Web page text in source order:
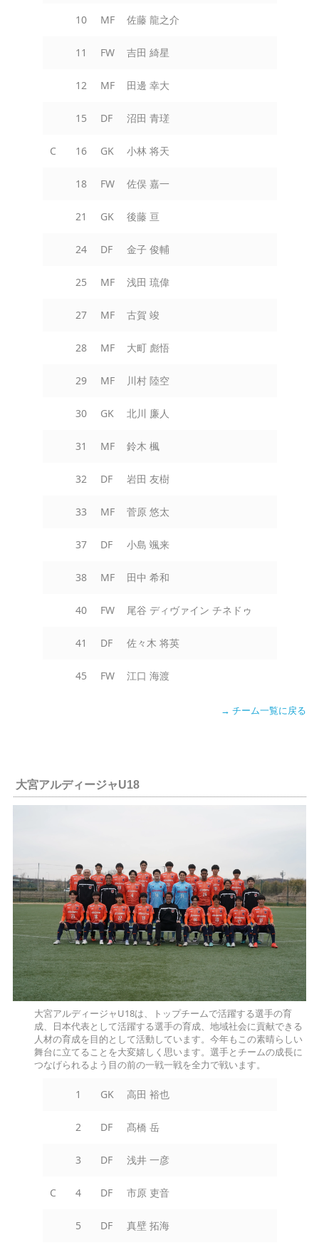
10 MF 佐藤 龍之介
11 FW 吉田 綺星
12 MF 田邊 幸大
15 DF 沼田 青瑳
C 16 GK 小林 将天
18 FW 佐俣 嘉一
21 GK 後藤 亘
24 DF 金子 俊輔
25 MF 浅田 琉偉
27 MF 古賀 竣
28 MF 大町 彪悟
29 MF 川村 陸空
30 GK 北川 廉人
31 MF 鈴木 楓
32 DF 岩田 友樹
33 MF 菅原 悠太
37 DF 小島 颯来
38 MF 田中 希和
40 FW 尾谷 ディヴァイン チネドゥ
41 DF 佐々木 将英
45 FW 江口 海渡
→ チーム一覧に戻る
大宮アルディージャU18
大宮アルディージャU18は、トップチームで活躍する選手の育
成、日本代表として活躍する選手の育成、地域社会に貢献できる
人材の育成を目的として活動しています。今年もこの素晴らしい
舞台に立てることを大変嬉しく思います。選手とチームの成長に
つなげられるよう目の前の一戦一戦を全力で戦います。
1 GK 高田 裕也
2 DF 髙橋 岳
3 DF 浅井 一彦
C 4 DF 市原 吏音
5 DF 真壁 拓海